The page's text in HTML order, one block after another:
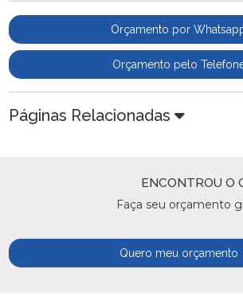
Orçamento por
Orçamento pelo
Páginas Relacionadas
ENCONTROU O
Faça seu orçamento
Quero meu orçamento